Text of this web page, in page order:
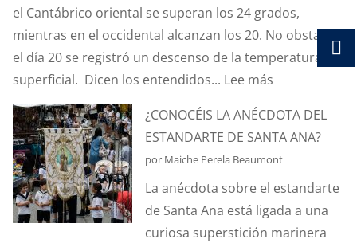
el Cantábrico oriental se superan los 24 grados,
mientras en el occidental alcanzan los 20. No obstante,
el día 20 se registró un descenso de la temperatura
superficial. Dicen los entendidos... Lee más:
QUÉ
ES
EL
EFECTO
“CORIOLIS”?
¿CONOCÉIS LA ANÉCDOTA DEL
ESTANDARTE DE SANTA ANA?
por Maiche Perela Beaumont
La anécdota sobre el estandarte
de Santa Ana está ligada a una
curiosa superstición marinera